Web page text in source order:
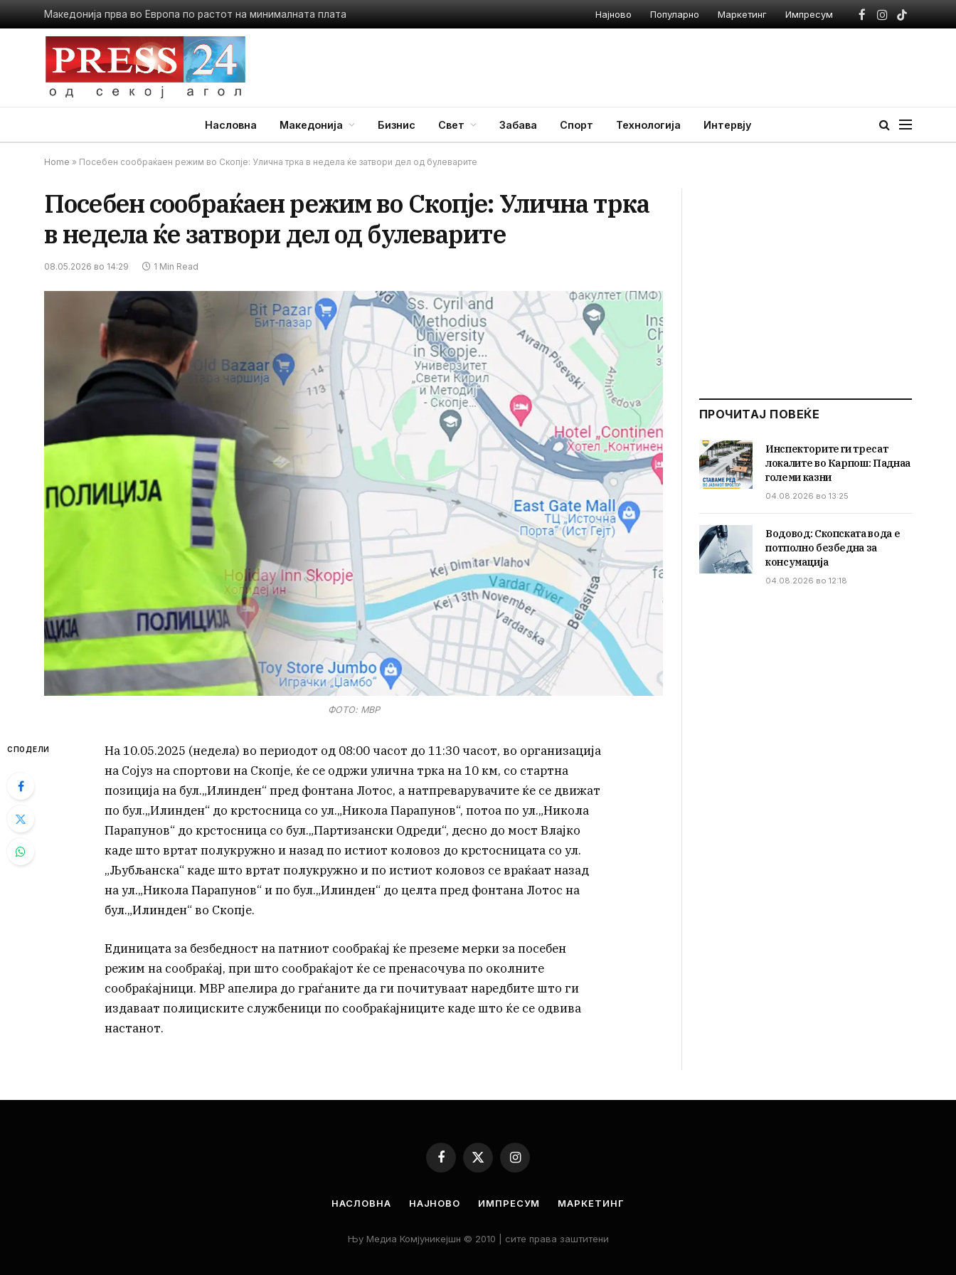
Македонија прва во Европа по растот на минималната плата Најново Популарно Маркетинг Импресум
Facebook
Instagram
TikTok
Насловна Македонија Бизнис Свет Забава Спорт Технологија Интервју
Home » Посебен сообраќаен режим во Скопје: Улична трка в недела ќе затвори дел од булеварите
Посебен сообраќаен режим во Скопје: Улична трка
в недела ќе затвори дел од булеварите
08.05.2026 во 14:29 1 Min Read
ФОТО: МВР
СПОДЕЛИ
На 10.05.2025 (недела) во периодот од 08:00 часот до 11:30 часот, во организација
на Сојуз на спортови на Скопје, ќе се одржи улична трка на 10 км, со стартна
позиција на бул.„Илинден“ пред фонтана Лотос, а натпреварувачите ќе се движат
по бул.„Илинден“ до крстосница со ул.„Никола Парапунов“, потоа по ул.„Никола
Парапунов“ до крстосница со бул.„Партизански Одреди“, десно до мост Влајко
каде што вртат полукружно и назад по истиот коловоз до крстосницата со ул.
„Љубљанска“ каде што вртат полукружно и по истиот коловоз се враќаат назад
на ул.„Никола Парапунов“ и по бул.„Илинден“ до целта пред фонтана Лотос на
бул.„Илинден“ во Скопје.
Единицата за безбедност на патниот сообраќај ќе преземе мерки за посебен
режим на сообраќај, при што сообраќајот ќе се пренасочува по околните
сообраќајници. МВР апелира до граѓаните да ги почитуваат наредбите што ги
издаваат полициските службеници по сообраќајниците каде што ќе се одвива
настанот.
ПРОЧИТАЈ ПОВЕЌЕ
Инспекторите ги тресат
локалите во Карпош: Паднаа
големи казни
04.08.2026 во 13:25
Водовод: Скопската вода е
потполно безбедна за
консумација
04.08.2026 во 12:18
Facebook
X
(Twitter)
Instagram
НАСЛОВНА НАЈНОВО ИМПРЕСУМ МАРКЕТИНГ
Њу Медиа Комјуникејшн © 2010 | сите права заштитени